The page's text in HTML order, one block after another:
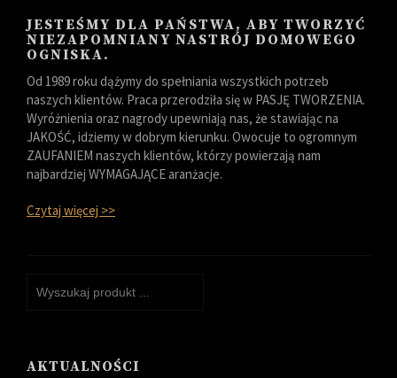
JESTEŚMY DLA PAŃSTWA, ABY TWORZYĆ
NIEZAPOMNIANY NASTRÓJ DOMOWEGO
OGNISKA.
Od 1989 roku dążymy do spełniania wszystkich potrzeb
naszych klientów. Praca przerodziła się w PASJĘ TWORZENIA.
Wyróżnienia oraz nagrody upewniają nas, że stawiając na
JAKOŚĆ, idziemy w dobrym kierunku. Owocuje to ogromnym
ZAUFANIEM naszych klientów, którzy powierzają nam
najbardziej WYMAGAJĄCE aranżacje.
Czytaj więcej >>
AKTUALNOŚCI